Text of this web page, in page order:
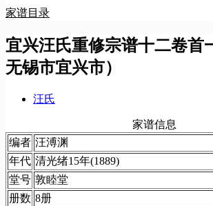
家谱目录
宜兴汪氏重修宗谱十二卷首
无锡市宜兴市）
汪氏
家谱信息
编者 汪溥渊
年代 清光绪15年(1889)
堂号 敦睦堂
册数 8册